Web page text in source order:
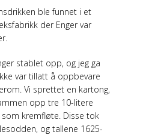
ble funnet i et
der Enger var
stablet opp, og jeg ga
var tillatt å oppbevare
Vi sprettet en kartong,
opp tre 10-litere
kremfløte. Disse tok
og tallene 1625-